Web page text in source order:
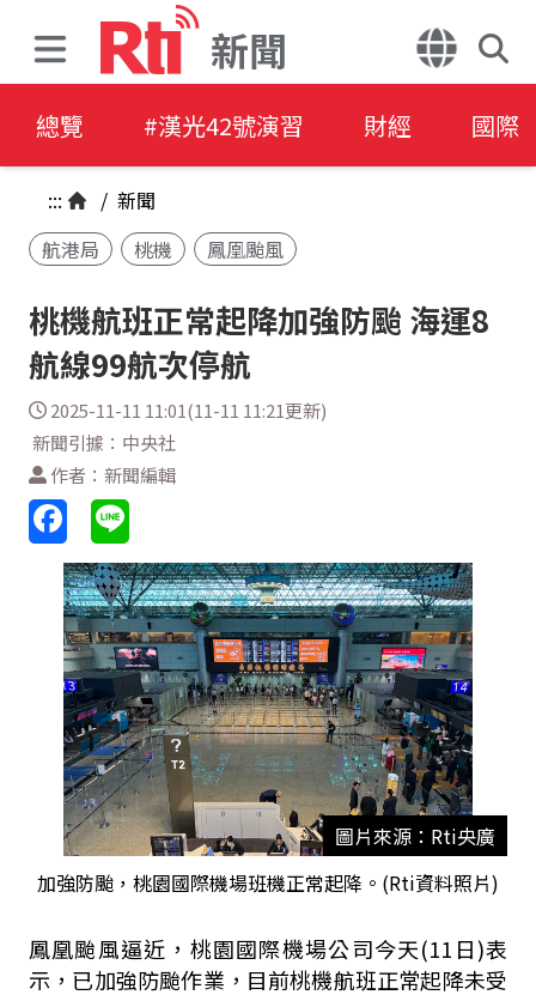
新聞
總覽 #漢光42號演習 財經 國際
::: / 新聞
航港局
桃機 鳳凰颱風
桃機航班正常起降加強防颱 海運8
航線99航次停航
2025-11-11 11:01(11-11 11:21更新)
新聞引據：中央社
作者：新聞編輯
圖片來源：Rti央廣
加強防颱，桃園國際機場班機正常起降。(Rti資料照片)
鳳凰颱風逼近，桃園國際機場公司今天(11 日)表
示，已加強防颱作業，目前桃機航班正常起降未受